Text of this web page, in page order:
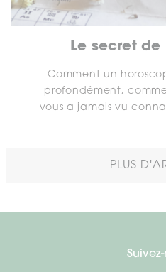
Le secret de
Comment un
profondément,
vous a jamais vu
PLUS